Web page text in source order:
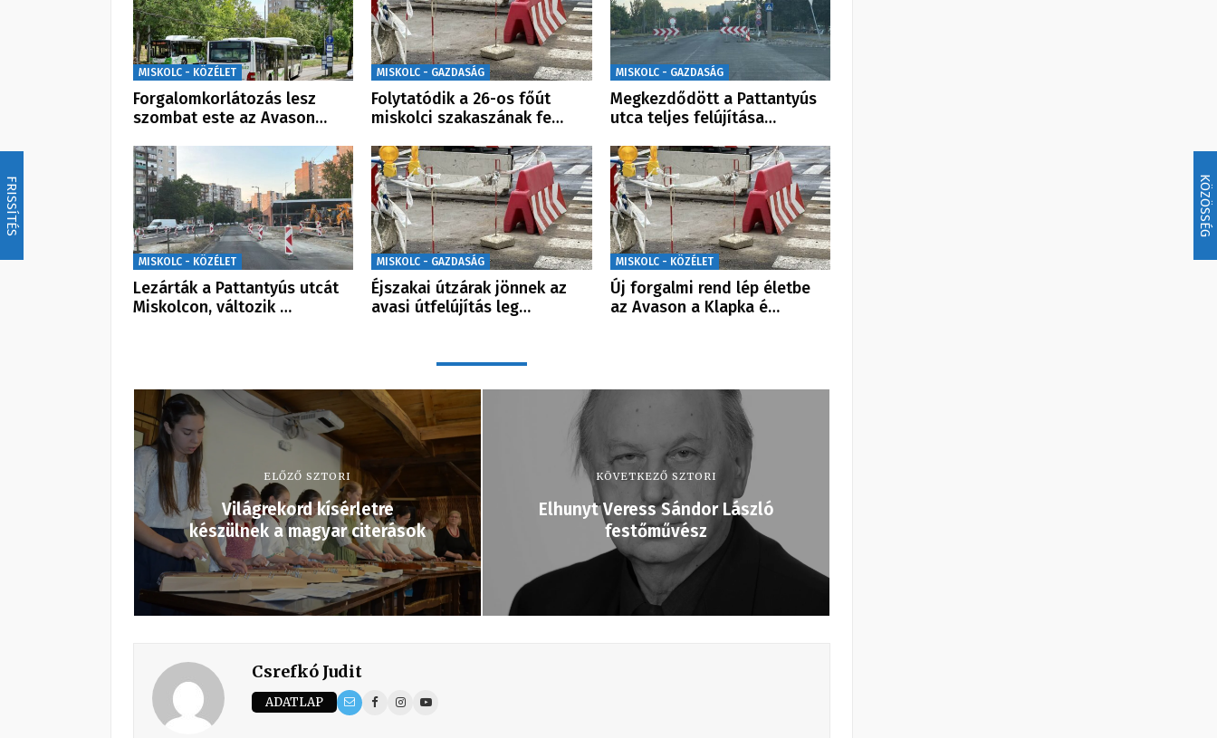
FRISSÍTÉS KÖZÖSSÉG
MISKOLC - KÖZÉLET
Forgalomkorlátozás lesz
szombat este az Avason…
MISKOLC - GAZDASÁG
Folytatódik a 26-os főút
miskolci szakaszának fe…
MISKOLC - GAZDASÁG
Megkezdődött a Pattantyús
utca teljes felújítása…
MISKOLC - KÖZÉLET
Lezárták a Pattantyús utcát
Miskolcon, változik …
MISKOLC - GAZDASÁG
Éjszakai útzárak jönnek az
avasi útfelújítás leg…
MISKOLC - KÖZÉLET
Új forgalmi rend lép életbe
az Avason a Klapka é…
ELŐZŐ SZTORI
Világrekord kísérletre
készülnek a magyar citerások
KÖVETKEZŐ SZTORI
Elhunyt Veress Sándor László
festőművész
Csrefkó Judit
ADATLAP